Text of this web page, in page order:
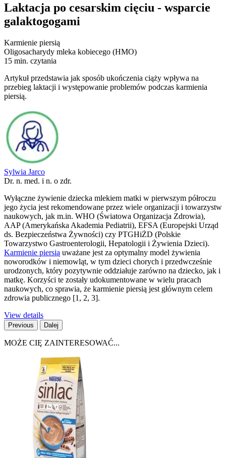
Laktacja po cesarskim cięciu - wsparcie
galaktogogami
Karmienie piersią
Oligosacharydy mleka kobiecego (HMO)
15 min. czytania
Artykuł przedstawia jak sposób ukończenia ciąży wpływa na
przebieg laktacji i występowanie problemów podczas karmienia
piersią.
Sylwia Jarco
Dr. n. med. i n. o zdr.
Wyłączne żywienie dziecka mlekiem matki w pierwszym półroczu
jego życia jest rekomendowane przez wiele organizacji i towarzystw
naukowych, jak m.in. WHO (Światowa Organizacja Zdrowia),
AAP (Amerykańska Akademia Pediatrii), EFSA (Europejski Urząd
ds. Bezpieczeństwa Żywności) czy PTGHiŻD (Polskie
Towarzystwo Gastroenterologii, Hepatologii i Żywienia Dzieci).
Karmienie piersią uważane jest za optymalny model żywienia
noworodków i niemowląt, w tym dzieci chorych i przedwcześnie
urodzonych, który pozytywnie oddziałuje zarówno na dziecko, jak i
matkę. Korzyści te zostały udokumentowane w wielu pracach
naukowych, co sprawia, że karmienie piersią jest głównym celem
zdrowia publicznego [1, 2, 3].
View details
Previous Dalej
MOŻE CIĘ ZAINTERESOWAĆ...